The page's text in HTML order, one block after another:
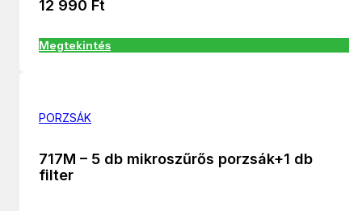
12 990 Ft
Megtekintés
PORZSÁK
717M – 5 db mikroszűrős porzsák+1 db
filter